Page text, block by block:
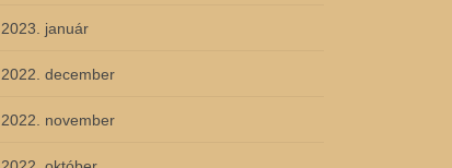
2023. január
2022. december
2022. november